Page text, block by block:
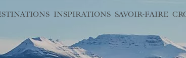
INSPIRATIONS SAVOIR-FAIRE